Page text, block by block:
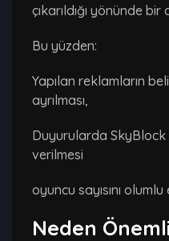
çıkarıldığı yönünde
Bu yüzden:
Yapılan reklamların
ayrılması,
Duyurularda
verilmesi
oyuncu sayısını
Neden